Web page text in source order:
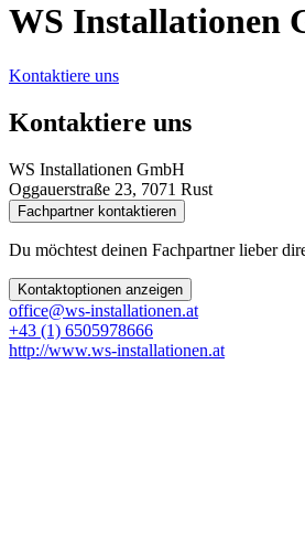
WS Installationen
Kontaktiere uns
Kontaktiere uns
WS Installationen GmbH
Oggauerstraße 23, 7071 Rust
Fachpartner kontaktieren
Du möchtest deinen Fachpartner lieber
Kontaktoptionen anzeigen
office@ws-installationen.at
+43 (1) 6505978666
http://www.ws-installationen.at